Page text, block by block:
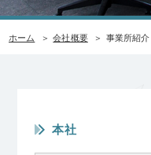
ホーム 会社概要 事業所紹介
本社